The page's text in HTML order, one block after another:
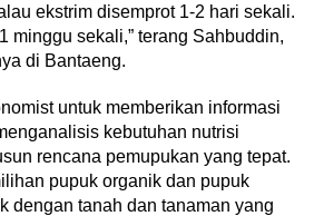
ekstrim disemprot 1-2 hari sekali.
minggu sekali,” terang Sahbuddin,
di Bantaeng.
untuk memberikan informasi
kebutuhan nutrisi
rencana pemupukan yang tepat.
pupuk organik dan pupuk
dengan tanah dan tanaman yang